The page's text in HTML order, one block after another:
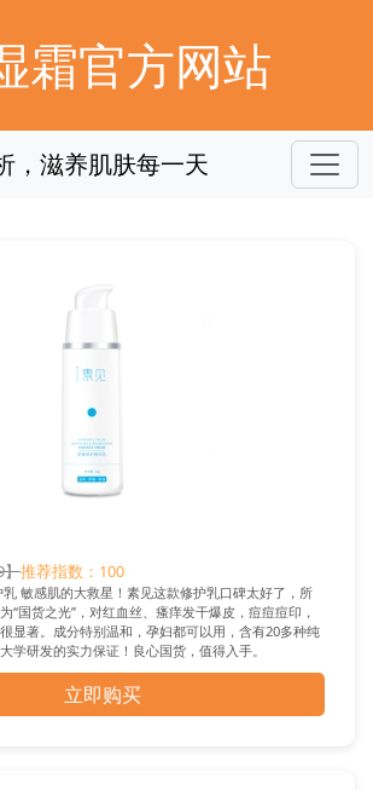
霜官方网站
，滋养肌肤每一天
】推荐指数：100
敏感肌的大救星！素见这款修护乳口碑太好了，所
“国货之光”，对红血丝、瘙痒发干爆皮，痘痘痘印，
显著。成分特别温和，孕妇都可以用，含有20多种纯
学研发的实力保证！良心国货，值得入手。
立即购买